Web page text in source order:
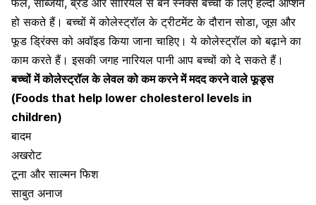
हो सकते हैं। बच्चों में कोलेस्ट्रॉल के ट्रीटमेंट के दौरान सोडा, जूस और
फूड ड्रिंक्स को अवॉइड किया जाना चाहिए। ये कोलेस्ट्रॉल को बढ़ाने का
काम करते हैं। इसकी जगह नारियल पानी आप बच्चों को दे सकते हैं।
बच्चों में कोलेस्ट्रॉल के लेवल को कम करने में मदद करने वाले फूड्स
(Foods that help lower cholesterol levels in
children)
बादम
अखरोट
टूना और साल्मन फिश
साबुत अनाज